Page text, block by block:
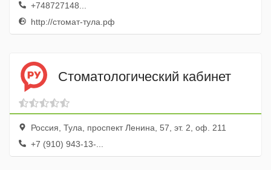
+748727148...
http://стомат-тула.рф
Стоматологический кабинет
Россия, Тула, проспект Ленина, 57, эт. 2, оф. 211
+7 (910) 943-13-...